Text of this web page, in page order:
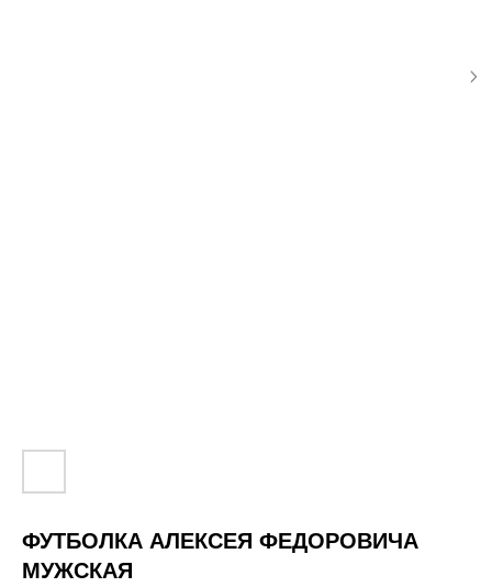
ФУТБОЛКА АЛЕКСЕЯ ФЕДОРОВИЧА
МУЖСКАЯ